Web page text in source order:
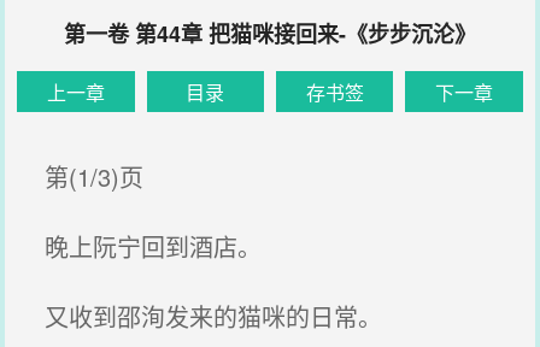
第一卷 第44章 把猫咪接回来-《步步沉沦》
上一章 目录 存书签 下一章
第(1/3)页
晚上阮宁回到酒店。
又收到邵洵发来的猫咪的日常。